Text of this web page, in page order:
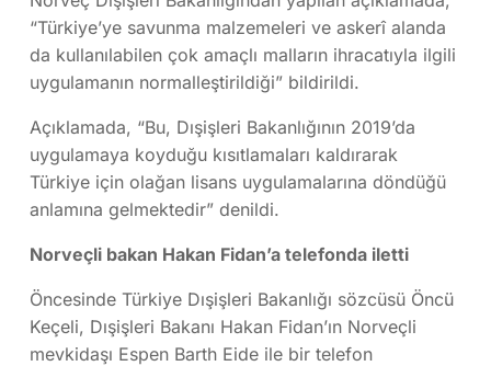
“Türkiye’ye savunma malzemeleri ve askerî alanda
da kullanılabilen çok amaçlı malların ihracatıyla ilgili
uygulamanın normalleştirildiği” bildirildi.
Açıklamada, “Bu, Dışişleri Bakanlığının 2019’da
uygulamaya koyduğu kısıtlamaları kaldırarak
Türkiye için olağan lisans uygulamalarına döndüğü
anlamına gelmektedir” denildi.
Norveçli bakan Hakan Fidan’a telefonda iletti
Öncesinde Türkiye Dışişleri Bakanlığı sözcüsü Öncü
Keçeli, Dışişleri Bakanı Hakan Fidan’ın Norveçli
mevkidaşı Espen Barth Eide ile bir telefon